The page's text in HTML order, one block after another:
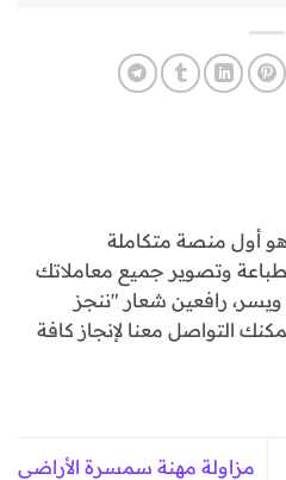
أول منصة متكاملة
وتصوير جميع معاملاتك
رافعين شعار "ننجز
التواصل معنا لإنجاز كافة
مزاولة مهنة سمسرة الأراضي